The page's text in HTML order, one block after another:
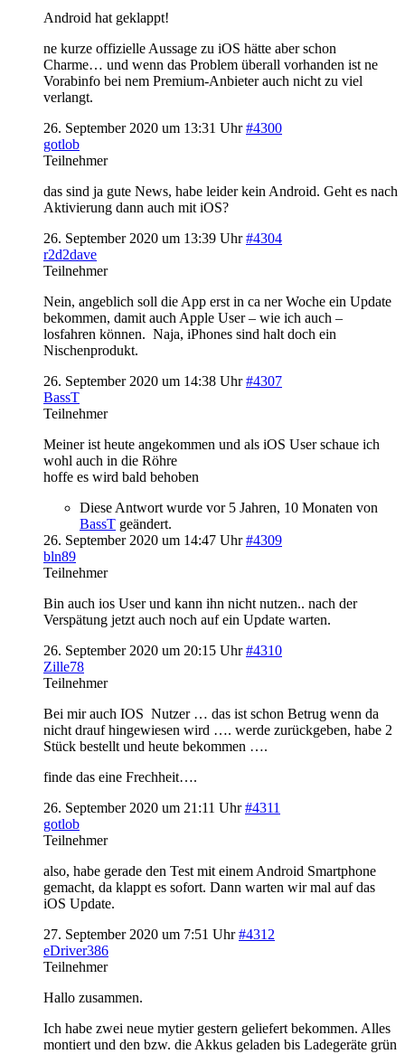
Android hat geklappt!
ne kurze offizielle Aussage zu iOS hätte aber schon
Charme… und wenn das Problem überall vorhanden ist ne
Vorabinfo bei nem Premium-Anbieter auch nicht zu viel
verlangt.
26. September 2020 um 13:31 Uhr #4300
gotlob
Teilnehmer
das sind ja gute News, habe leider kein Android. Geht es nach
Aktivierung dann auch mit iOS?
26. September 2020 um 13:39 Uhr #4304
r2d2dave
Teilnehmer
Nein, angeblich soll die App erst in ca ner Woche ein Update
bekommen, damit auch Apple User – wie ich auch –
losfahren können. Naja, iPhones sind halt doch ein
Nischenprodukt.
26. September 2020 um 14:38 Uhr #4307
BassT
Teilnehmer
Meiner ist heute angekommen und als iOS User schaue ich
wohl auch in die Röhre
hoffe es wird bald behoben
Diese Antwort wurde vor 5 Jahren, 10 Monaten von
BassT geändert.
26. September 2020 um 14:47 Uhr #4309
bln89
Teilnehmer
Bin auch ios User und kann ihn nicht nutzen.. nach der
Verspätung jetzt auch noch auf ein Update warten.
26. September 2020 um 20:15 Uhr #4310
Zille78
Teilnehmer
Bei mir auch IOS Nutzer … das ist schon Betrug wenn da
nicht drauf hingewiesen wird …. werde zurückgeben, habe 2
Stück bestellt und heute bekommen ….
finde das eine Frechheit….
26. September 2020 um 21:11 Uhr #4311
gotlob
Teilnehmer
also, habe gerade den Test mit einem Android Smartphone
gemacht, da klappt es sofort. Dann warten wir mal auf das
iOS Update.
27. September 2020 um 7:51 Uhr #4312
eDriver386
Teilnehmer
Hallo zusammen.
Ich habe zwei neue mytier gestern geliefert bekommen. Alles
montiert und den bzw. die Akkus geladen bis Ladegeräte grün